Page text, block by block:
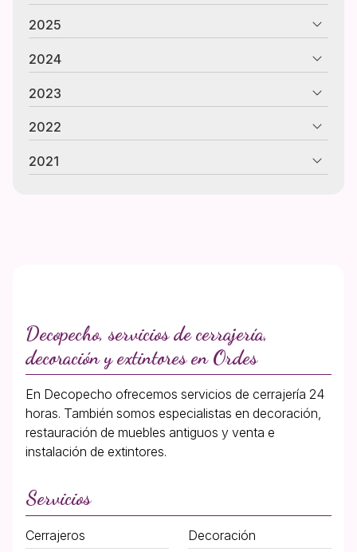
2025
2024
2023
2022
2021
Decopecho, servicios de cerrajería,
decoración y extintores en Ordes
En Decopecho ofrecemos servicios de cerrajería 24
horas. También somos especialistas en decoración,
restauración de muebles antiguos y venta e
instalación de extintores.
Servicios
Cerrajeros Decoración